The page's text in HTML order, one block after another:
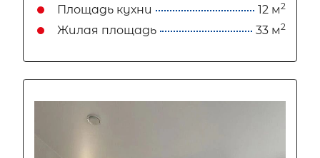
Площадь кухни 12 м2
Жилая площадь 33 м2